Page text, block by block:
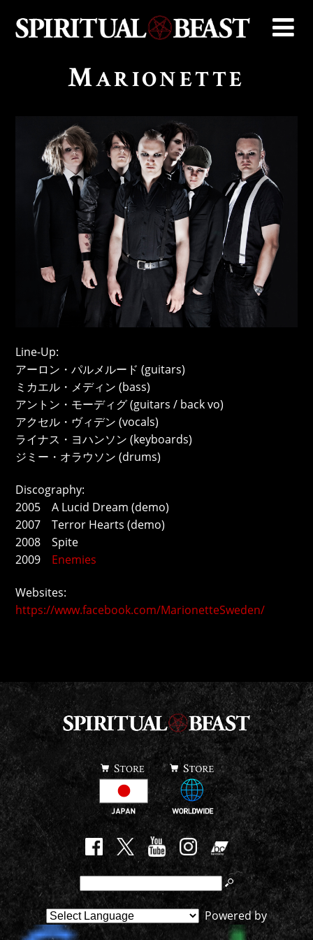
MARIONETTE
Line-Up:
アーロン・パルメルード (guitars)
ミカエル・メディン (bass)
アントン・モーディグ (guitars / back vo)
アクセル・ヴィデン (vocals)
ライナス・ヨハンソン (keyboards)
ジミー・オラウソン (drums)
Discography:
2005 A Lucid Dream (demo)
2007 Terror Hearts (demo)
2008 Spite
2009 Enemies
Websites:
https://www.facebook.com/MarionetteSweden/
Powered by